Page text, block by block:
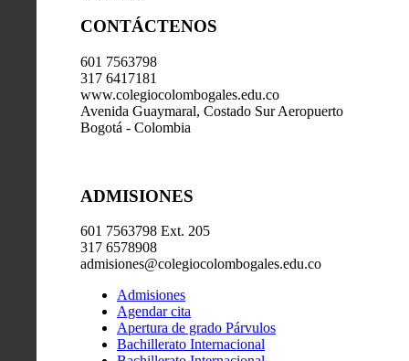
CONTÁCTENOS
601 7563798
317 6417181
www.colegiocolombogales.edu.co
Avenida Guaymaral, Costado Sur Aeropuerto
Bogotá - Colombia
ADMISIONES
601 7563798 Ext. 205
317 6578908
admisiones@colegiocolombogales.edu.co
Admisiones
Agendar cita
Apertura de grado Párvulos
Bachillerato Internacional